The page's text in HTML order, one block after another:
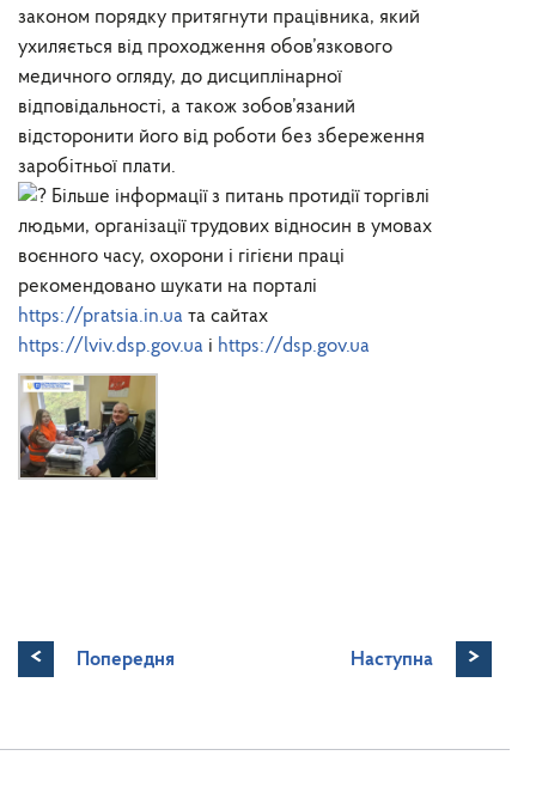
законом порядку притягнути працівника, який
ухиляється від проходження обов’язкового
медичного огляду, до дисциплінарної
відповідальності, а також зобов’язаний
відсторонити його від роботи без збереження
заробітньої плати.
Більше інформації з питань протидії торгівлі
людьми, організації трудових відносин в умовах
воєнного часу, охорони і гігієни праці
рекомендовано шукати на порталі
https://pratsia.in.ua та сайтах
https://lviv.dsp.gov.ua і https://dsp.gov.ua
< Попередня Наступна >